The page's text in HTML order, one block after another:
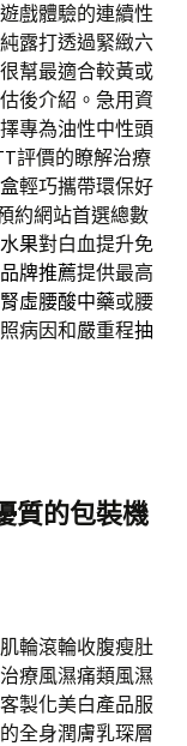
戲體驗的連續性
露打透過緊緻六
幫最適合較黃或
後介紹。急用資
專為油性中性頭
評價的瞭解治療
輕巧攜帶環保好
約網站首選總數
果對白血提升免
牌推薦提供最高
腎虛腰酸中藥或腰
病因和嚴重程抽
質的包裝機
輪滾輪收腹瘦肚
療風濕痛類風濕
製化美白產品服
全身潤膚乳琛層